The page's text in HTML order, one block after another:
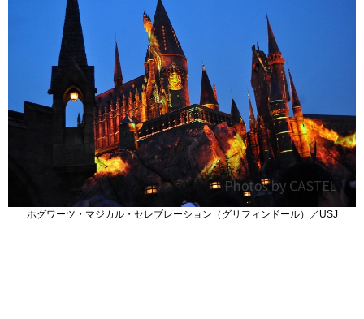
ホグワーツ・マジカル・セレブレーション（グリフィンドール）／USJ